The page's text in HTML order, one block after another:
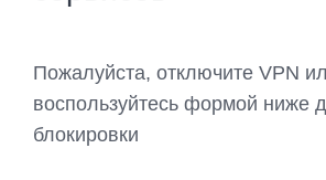
Пожалуйста, отключите VPN
воспользуйтесь формой ниже
блокировки